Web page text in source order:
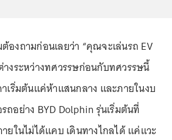
องถามก่อนเลยว่า “คุณจะเล่นรถ EV
งระหว่างทศวรรษก่อนกับทศวรรษนี้
เริ่มต้นแค่ห้าแสนกลาง และภายในงบ
ถอย่าง BYD Dolphin รุ่นเริ่มต้นที่
ยในไม่ได้แคบ เดินทางไกลได้ แค่แวะ